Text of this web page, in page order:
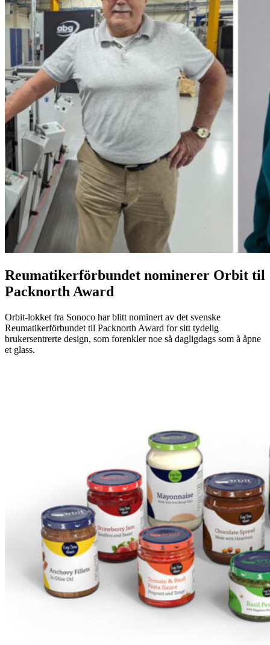
Reumatikerförbundet nominerer Orbit til
Packnorth Award
Orbit-lokket fra Sonoco har blitt nominert av det svenske
Reumatikerförbundet til Packnorth Award for sitt tydelig
brukersentrerte design, som forenkler noe så dagligdags som å åpne
et glass.